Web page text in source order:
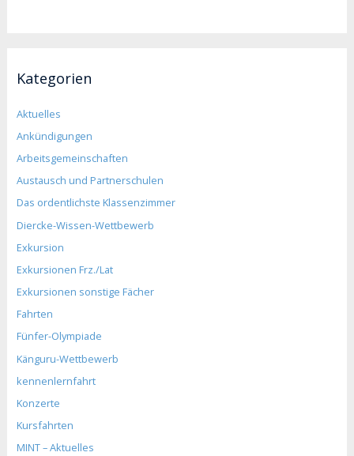
Kategorien
Aktuelles
Ankündigungen
Arbeitsgemeinschaften
Austausch und Partnerschulen
Das ordentlichste Klassenzimmer
Diercke-Wissen-Wettbewerb
Exkursion
Exkursionen Frz./Lat
Exkursionen sonstige Fächer
Fahrten
Fünfer-Olympiade
Känguru-Wettbewerb
kennenlernfahrt
Konzerte
Kursfahrten
MINT – Aktuelles